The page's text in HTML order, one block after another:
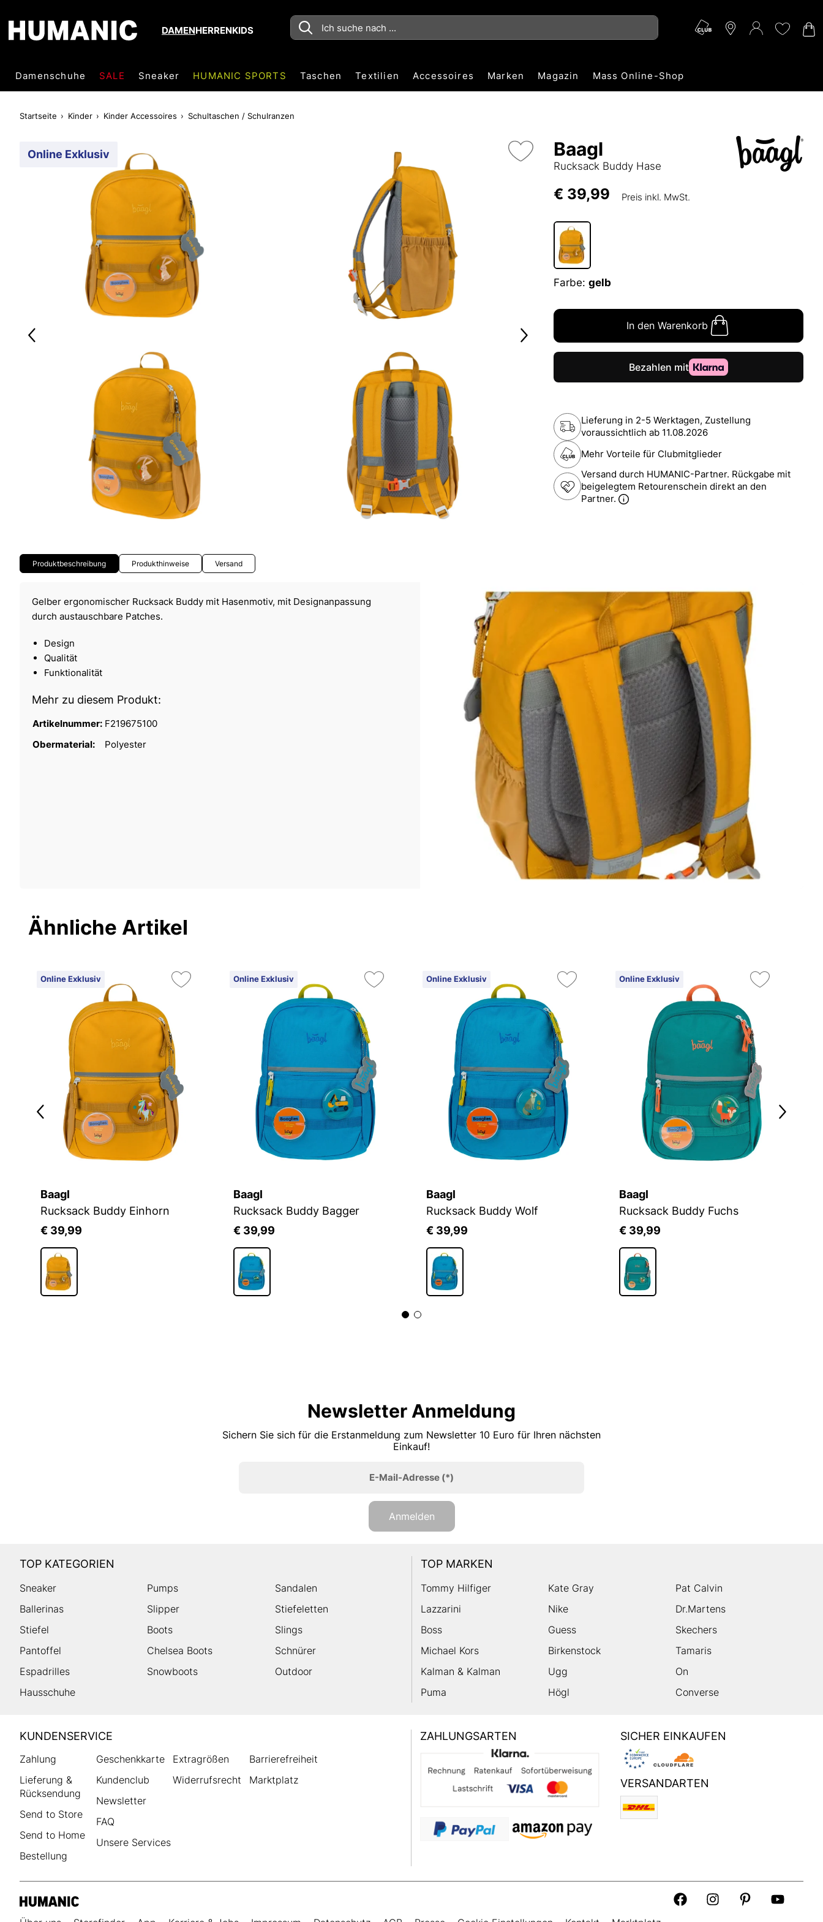
DAMENHERRENKIDS
Damenschuhe SALE Sneaker HUMANIC SPORTS Taschen Textilien Accessoires Marken Magazin Mass Online-Shop
Startseite Kinder Kinder Accessoires Schultaschen / Schulranzen
Online Exklusiv Baagl
Rucksack Buddy Hase
€ 39,99 Preis inkl. MwSt.
Farbe: gelb
In den Warenkorb
Lieferung in 2-5 Werktagen, Zustellung
voraussichtlich ab 11.08.2026
Mehr Vorteile für Clubmitglieder
Versand durch HUMANIC-Partner. Rückgabe mit
beigelegtem Retourenschein direkt an den
Partner.
Produktbeschreibung Produkthinweise Versand
Gelber ergonomischer Rucksack Buddy mit Hasenmotiv, mit Designanpassung
durch austauschbare Patches.
Design
Qualität
Funktionalität
Mehr zu diesem Produkt:
Artikelnummer: F219675100
Obermaterial:
Polyester
Ähnliche Artikel
Online Exklusiv
Baagl
Rucksack Buddy Einhorn
€ 39,99
Online Exklusiv
Baagl
Rucksack Buddy Bagger
€ 39,99
Online Exklusiv
Baagl
Rucksack Buddy Wolf
€ 39,99
Online Exklusiv
Baagl
Rucksack Buddy Fuchs
€ 39,99
Newsletter Anmeldung
Sichern Sie sich für die Erstanmeldung zum Newsletter 10 Euro für Ihren nächsten
Einkauf!
E-Mail-Adresse(*)
Anmelden
TOP KATEGORIEN
Sneaker Pumps
Sandalen
Ballerinas
Slipper
Stiefeletten
Stiefel
Boots
Slings
Pantoffel
Chelsea Boots
Schnürer
Espadrilles
Snowboots
Outdoor
Hausschuhe
TOP MARKEN
Tommy Hilfiger Kate Gray
Pat Calvin
Lazzarini
Nike
Dr.Martens
Boss
Guess
Skechers
Michael Kors
Birkenstock
Tamaris
Kalman & Kalman
Ugg
On
Puma
Högl Converse
HUMANIC
Footer
KUNDENSERVICE
Zahlung
Lieferung &
Rücksendung
Send to Store
Send to Home
Bestellung
Geschenkkarte
Kundenclub
Newsletter
FAQ
Unsere Services
Extragrößen
Widerrufsrecht
Barrierefreiheit
Marktplatz
ZAHLUNGSARTEN SICHER EINKAUFEN
VERSANDARTEN